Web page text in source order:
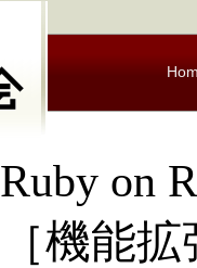
Ruby on
［機能